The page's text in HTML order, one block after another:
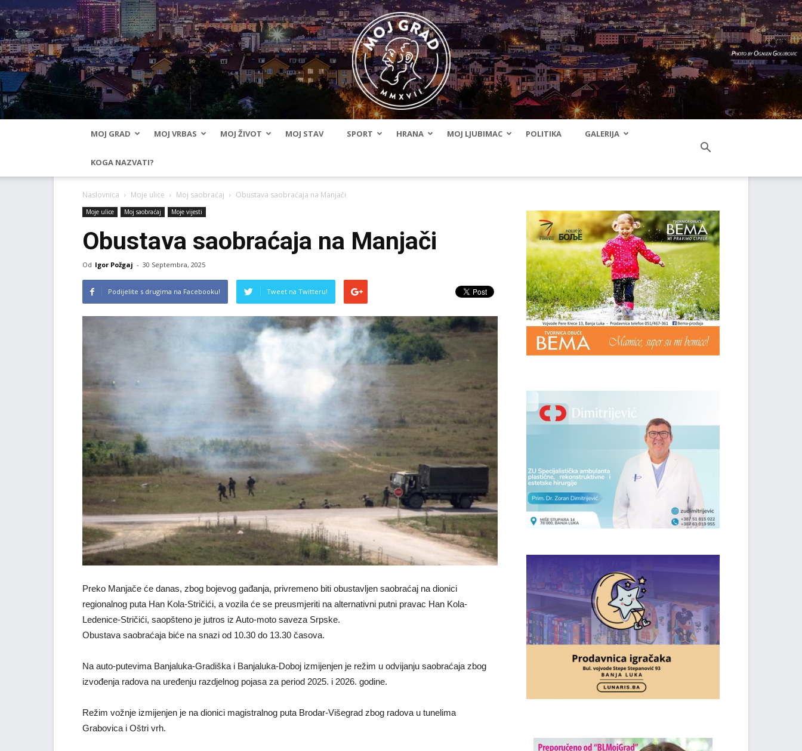
MOJ GRAD MOJ VRBAS MOJ ŽIVOT MOJ STAV SPORT HRANA MOJ LJUBIMAC POLITIKA GALERIJA
KOGA NAZVATI?
Naslovnica Moje ulice Moj saobraćaj Obustava saobraćaja na Manjači
Moje ulice Moj saobraćaj Moje vijesti
Obustava saobraćaja na Manjači
Od Igor Požgaj - 30 Septembra, 2025
Podijelite s drugima na Facebooku! Tweet na Twitteru!
Preko Manjače će danas, zbog bojevog gađanja, privremeno biti obustavljen saobraćaj na dionici
regionalnog puta Han Kola-Stričići, a vozila će se preusmjeriti na alternativni putni pravac Han Kola-
Ledenice-Stričići, saopšteno je jutros iz Auto-moto saveza Srpske.
Obustava saobraćaja biće na snazi od 10.30 do 13.30 časova.
Na auto-putevima Banjaluka-Gradiška i Banjaluka-Doboj izmijenjen je režim u odvijanju saobraćaja zbog
izvođenja radova na uređenju razdjelnog pojasa za period 2025. i 2026. godine.
Režim vožnje izmijenjen je na dionici magistralnog puta Brodar-Višegrad zbog radova u tunelima
Grabovica i Oštri vrh.